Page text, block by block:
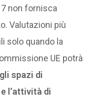
7 non fornisca
Valutazioni più
solo quando la
UE potrà
spazi di
l’attività di